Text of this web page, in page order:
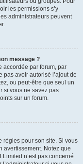
les permissions s’y
administrateurs peuvent
message ?
accordée par forum, par
pas avoir autorisé l’ajout de
ou peut-être que seul un
si vous ne savez pas
sur un forum.
règles pour son site. Si vous
avertissement. Notez que
Limited n’est pas concerné